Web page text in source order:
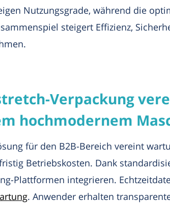
Nutzungsgrade, während die
steigert Effizienz,
Verpackung
hochmodernem
für den B2B-Bereich vereint
Betriebskosten. Dank
Plattformen integrieren.
. Anwender erhalten